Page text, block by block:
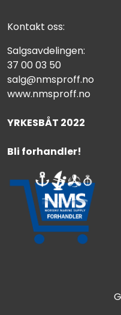
Kontakt oss:
Salgsavdelingen:
37 00 03 50
salg@nmsproff.no
www.nmsproff.no
YRKESBÅT 2022
Bli forhandler!